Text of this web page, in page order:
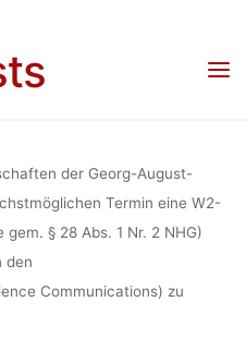
W2-Professur für
(Georg-August-
der Georg-August-
Termin eine W2-
§ 28 Abs. 1 Nr. 2 NHG)
den
Communications) zu